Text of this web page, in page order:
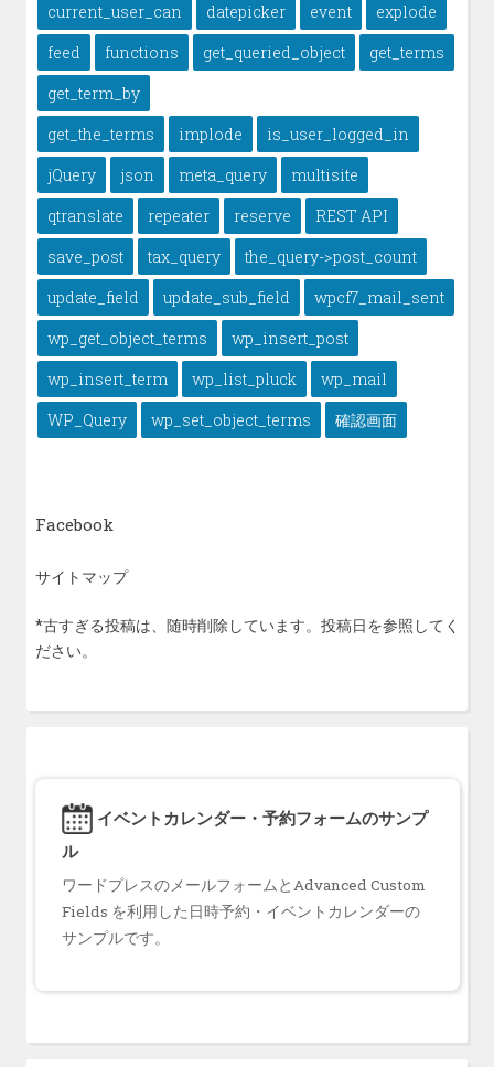
current_user_can datepicker event
explode
feed
functions get_queried_object
get_terms
get_term_by
get_the_terms
implode
is_user_logged_in
jQuery
json meta_query
multisite
qtranslate
repeater reserve
REST API
save_post
tax_query
the_query->post_count
update_field
update_sub_field
wpcf7_mail_sent
wp_get_object_terms
wp_insert_post
wp_insert_term
wp_list_pluck
wp_mail
WP_Query
wp_set_object_terms 確認画面
Facebook
サイトマップ
*古すぎる投稿は、随時削除しています。投稿日を参照してく
ださい。
イベントカレンダー・予約フォームのサンプ
ル
ワードプレスのメールフォームとAdvanced Custom
Fields を利用した日時予約・イベントカレンダーの
サンプルです。